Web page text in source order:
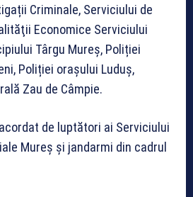
Criminale, Serviciului de
Economice Serviciului
Târgu Mureș, Poliției
Poliției orașului Luduș,
Zau de Câmpie.
de luptători ai Serviciului
Mureș și jandarmi din cadrul